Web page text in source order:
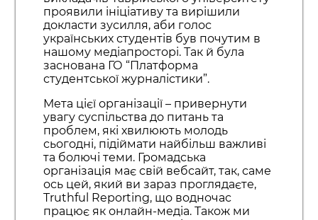
проявили ініціативу та вирішили
докласти зусилля, аби голос
українських студентів був почутим в
нашому медіапросторі. Так й була
заснована ГО “Платформа
студентської журналістики”.
Мета цієї організації – привернути
увагу суспільства до питань та
проблем, які хвилюють молодь
сьогодні, підіймати найбільш важливі
та болючі теми. Громадська
організація має свій вебсайт, так, саме
ось цей, який ви зараз проглядаєте,
Truthful Reporting, що водночас
працює як онлайн-медіа. Також ми